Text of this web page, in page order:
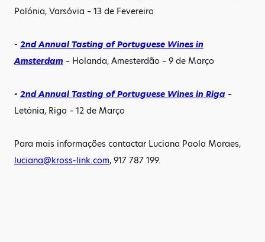
Polónia, Varsóvia – 13 de Fevereiro
- 2nd Annual Tasting of Portuguese Wines in
Amsterdam – Holanda, Amesterdão – 9 de Março
- 2nd Annual Tasting of Portuguese Wines in Riga –
Letónia, Riga – 12 de Março
Para mais informações contactar Luciana Paola Moraes,
luciana@kross-link.com, 917 787 199.